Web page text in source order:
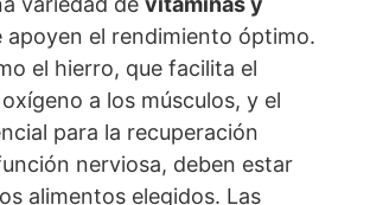
apoyen el rendimiento óptimo.
el hierro, que facilita el
a los músculos, y el
para la recuperación
nerviosa, deben estar
alimentos elegidos. Las